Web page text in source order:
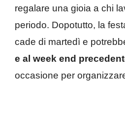
regalare una gioia a chi
periodo. Dopotutto, la
cade di martedì e
e al week end
occasione per